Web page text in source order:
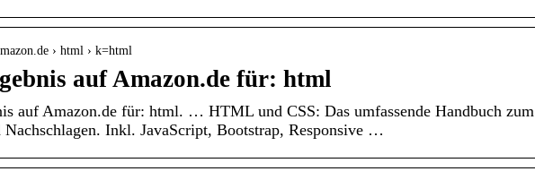
› html › k=html
auf Amazon.de für: html
auf Amazon.de für: html. … HTML und CSS: Das umfassende Handbuch zum
Nachschlagen. Inkl. JavaScript, Bootstrap, Responsive …